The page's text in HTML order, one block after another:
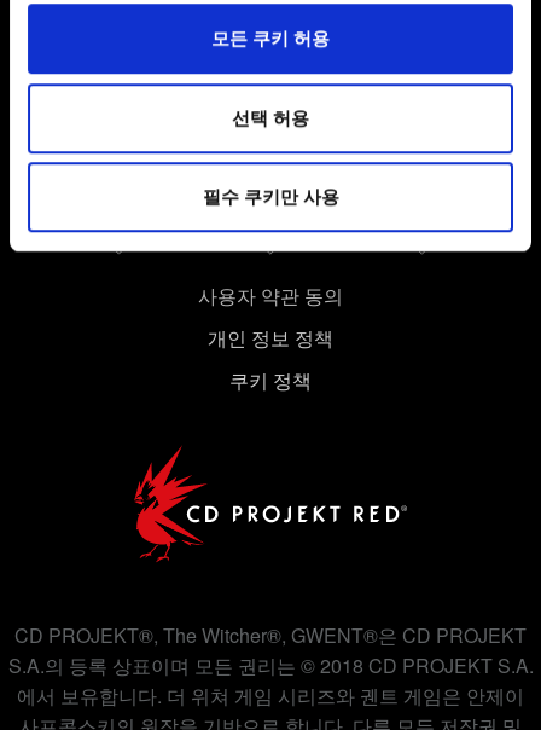
일부 쿠키는 웹 사이트를 정상적으로 이용하기 위해
관련 기술적 피드백을 제공하여 사용자의 웹사이트 이용
환경을 개선하기 위해 사용됩니다. 예를 들어, 소셜
파악하기 위해 쿠키의 일부를 저희 파트너와 공유할 수도
있습니다. 물론, 이처럼 선택적으로 쿠키를 사용할
경우에는 사용자의 동의를 구할 것입니다.
쿠키 사용에 관한 세부 사항이나 관련 설정은 아래의
모든 쿠키 허용
선택 허용
필수 쿠키만 사용
한국어
SNS 접속
사용자 약관 동의
개인 정보 정책
쿠키 정책
CD PROJEKT®, The Witcher®, GWENT®은 CD PROJEKT
S.A.의 등록 상표이며 모든 권리는 © 2018 CD PROJEKT S.A.
에서 보유합니다. 더 위쳐 게임 시리즈와 궨트 게임은 안제이